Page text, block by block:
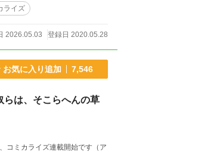
ライズ
2026.05.03 登録日 2020.05.28
お気に入り追加 7,546
は、そこらへんの草
コミカライズ連載開始です（ア